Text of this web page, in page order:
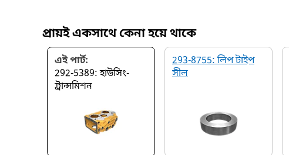
প্রায়ই একসাথে কেনা হয়ে থাকে
এই পার্ট:
292-5389: হাউসিং-
ট্রান্সমিশন
293-8755: লিপ টাইপ
সীল